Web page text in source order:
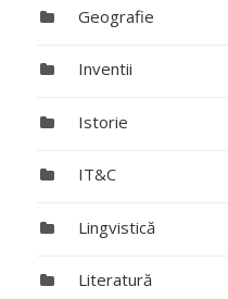
Geografie
Inventii
Istorie
IT&C
Lingvistică
Literatură